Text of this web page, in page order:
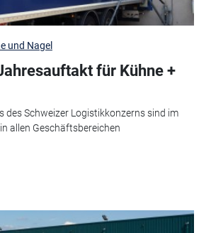
und Nagel
für Kühne +
des Schweizer Logistikkonzerns sind im
allen Geschäftsbereichen